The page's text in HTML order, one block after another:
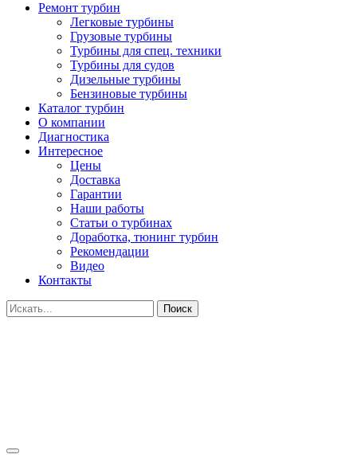
Ремонт турбин
Легковые турбины
Грузовые турбины
Турбины для спец. техники
Турбины для судов
Дизельные турбины
Бензиновые турбины
Каталог турбин
О компании
Диагностика
Интересное
Цены
Доставка
Гарантии
Наши работы
Статьи о турбинах
Доработка, тюнинг турбин
Рекомендации
Видео
Контакты
Поиск